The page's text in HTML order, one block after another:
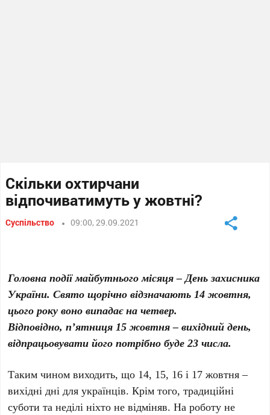
Скільки охтирчани
відпочиватимуть у жовтні?
Суспільство 09:00, 29.09.2021
Головна події майбутнього місяця – День захисника
України. Свято щорічно відзначають 14 жовтня,
цього року воно випадає на четвер.
Відповідно, п’ятниця 15 жовтня – вихідний день,
відпрацьовувати його потрібно буде 23 числа.
Таким чином виходить, що 14, 15, 16 і 17 жовтня –
вихідні дні для українців. Крім того, традиційні
суботи та неділі ніхто не відміняв. На роботу не